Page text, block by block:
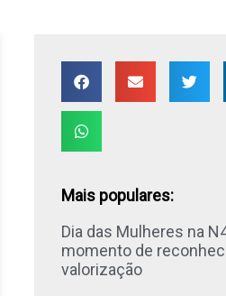
Mais populares:
Dia das Mulheres na
momento de
valorização